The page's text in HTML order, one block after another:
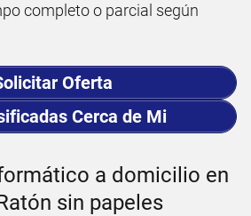
completo o parcial según
Oferta
Cerca de Mi
a domicilio en
sin papeles